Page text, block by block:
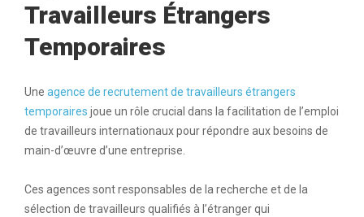
Travailleurs Étrangers
Temporaires
Une agence de recrutement de travailleurs étrangers
temporaires joue un rôle crucial dans la facilitation de l’emploi
de travailleurs internationaux pour répondre aux besoins de
main-d’œuvre d’une entreprise.
Ces agences sont responsables de la recherche et de la
sélection de travailleurs qualifiés à l’étranger qui